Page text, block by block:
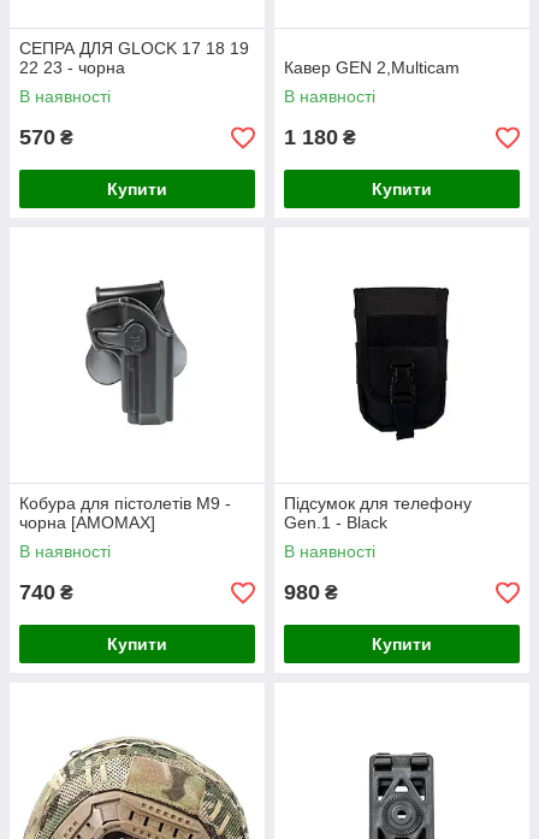
СЕПРА ДЛЯ GLOCK 17 18 19
22 23 - чорна
В наявності
570 ₴
Купити
Кавер GEN 2,Multicam
В наявності
1 180 ₴
Купити
Кобура для пістолетів M9 -
чорна [AMOMAX]
В наявності
740 ₴
Купити
Підсумок для телефону
Gen.1 - Black
В наявності
980 ₴
Купити